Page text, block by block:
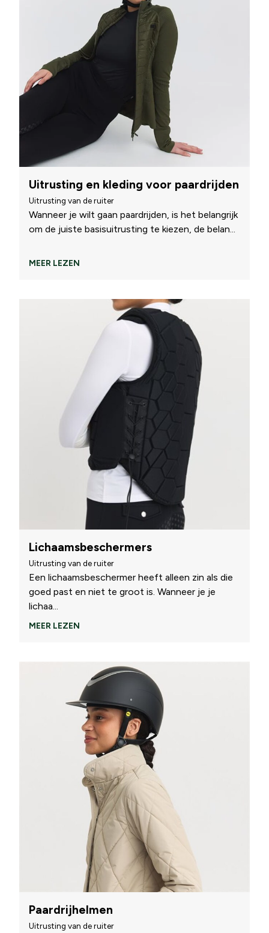
Uitrusting en kleding voor paardrijden
Uitrusting van de ruiter
Wanneer je wilt gaan paardrijden, is het belangrijk
om de juiste basisuitrusting te kiezen, de belan...
MEER LEZEN
Lichaamsbeschermers
Uitrusting van de ruiter
Een lichaamsbeschermer heeft alleen zin als die
goed past en niet te groot is. Wanneer je je
lichaa...
MEER LEZEN
Paardrijhelmen
Uitrusting van de ruiter